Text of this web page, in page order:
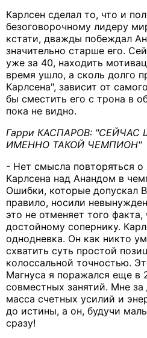
Карлсен сделал то, что и
безоговорочному лидеру
кстати, дважды побеждал
значительно старше его.
уже за 40, находить
время ушло, а сколь долго
Карлсена", зависит от
бы сместить его с трона в
пока не видно.
Гарри КАСПАРОВ:
ИМЕННО ТАКОЙ ЧЕМПИОН"
- Нет смысла повторяться
Карлсена над Анандом в
Ошибки, которые допускал
правило, носили
это не отменяет того
достойному сопернику.
однодневка. Он как никто
схватить суть простой
колоссальной точностью.
Магнуса я поражался еще
совместных занятий. Мне за
масса счетных усилий и
до истины, а он, будучи
сразу!